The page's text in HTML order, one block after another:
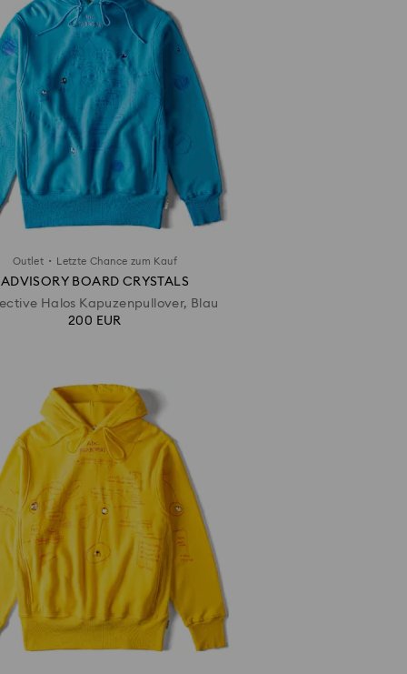
Outlet · Letzte Chance zum Kauf
ADVISORY BOARD CRYSTALS
Halos Kapuzenpullover, Blau
200 EUR